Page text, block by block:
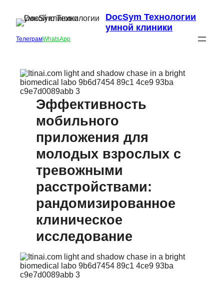
DocSym Технологии
умной клиники
ТелеграмWhatsApp
Эффективность
мобильного
приложения для
молодых взрослых с
тревожными
расстройствами:
рандомизированное
клиническое
исследование